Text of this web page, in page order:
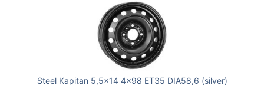
Steel Kapitan 5,5x14 4x98 ET35 DIA58,6 (silver)